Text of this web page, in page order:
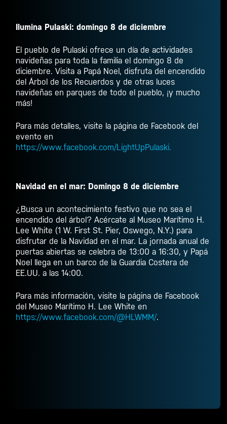
Ilumina Pulaski: domingo 8 de diciembre
El pueblo de Pulaski ofrece un día de actividades
navideñas para toda la familia el domingo 8 de
diciembre. Visita a Papá Noel, disfruta del encendido
del Árbol de los Recuerdos y de otras luces
navideñas en parques de todo el pueblo, ¡y mucho
más!
Para más detalles, visite la página de Facebook del
evento en
https://www.facebook.com/LightUpPulaski.
Navidad en el mar: Domingo 8 de diciembre
¿Busca un acontecimiento festivo que no sea el
encendido del árbol? Acércate al Museo Marítimo H.
Lee White (1 W. First St. Pier, Oswego, N.Y.) para
disfrutar de la Navidad en el mar. La jornada anual de
puertas abiertas se celebra de 13:00 a 16:30, y Papá
Noel llega en un barco de la Guardia Costera de
EE.UU. a las 14:00.
Para más información, visite la página de Facebook
del Museo Marítimo H. Lee White en
https://www.facebook.com/@HLWMM/.